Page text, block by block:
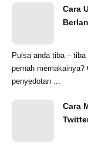
Cara
Pulsa anda tiba –
pernah memakainya?
penyedotan ...
Cara